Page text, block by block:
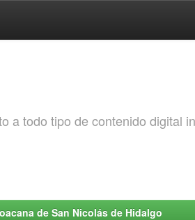
a todo tipo de contenido digital
de San Nicolás de Hidalgo